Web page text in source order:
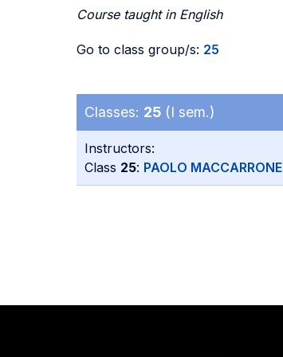
Course taught in English
Go to class group/s: 25
Classes: 25 (I sem.)
Instructors:
Class 25: PAOLO MACCARRONE